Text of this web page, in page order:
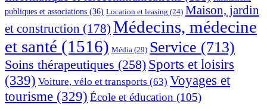
publiques et associations (36) Location et leasing (24) Maison, jardin
et construction (178) Médecins, médecine
et santé (1516) Média (29) Service (713)
Soins thérapeutiques (258) Sports et loisirs
(339) Voiture, vélo et transports (63) Voyages et
tourisme (329) École et éducation (105)